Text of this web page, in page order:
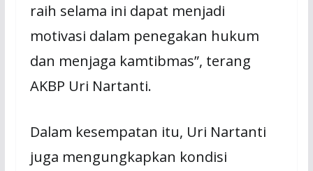
raih selama ini dapat menjadi
motivasi dalam penegakan hukum
dan menjaga kamtibmas”, terang
AKBP Uri Nartanti.
Dalam kesempatan itu, Uri Nartanti
juga mengungkapkan kondisi